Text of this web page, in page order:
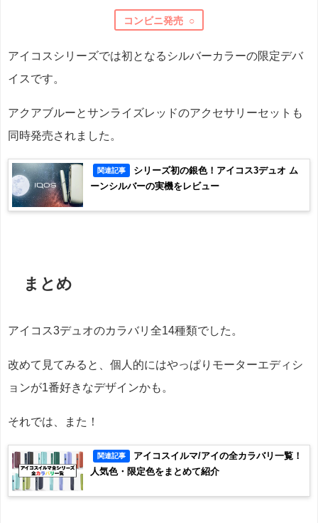
コンビニ発売 ○
アイコスシリーズでは初となるシルバーカラーの限定デバ
イスです。
アクアブルーとサンライズレッドのアクセサリーセットも
同時発売されました。
関連記事
シリーズ初の銀色！アイコス3デュオ ム
ーンシルバーの実機をレビュー
まとめ
アイコス3デュオのカラバリ全14種類でした。
改めて見てみると、個人的にはやっぱりモーターエディシ
ョンが1番好きなデザインかも。
それでは、また！
関連記事
アイコスイルマ/アイの全カラバリ一覧！
人気色・限定色をまとめて紹介